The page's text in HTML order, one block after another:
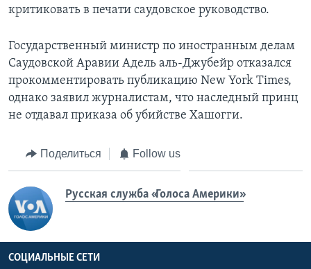
критиковать в печати саудовское руководство.
Государственный министр по иностранным делам
Саудовской Аравии Адель аль-Джубейр отказался
прокомментировать публикацию New York Times,
однако заявил журналистам, что наследный принц
не отдавал приказа об убийстве Хашогги.
Поделиться Follow us
Русская служба «Голоса Америки»
СОЦИАЛЬНЫЕ СЕТИ